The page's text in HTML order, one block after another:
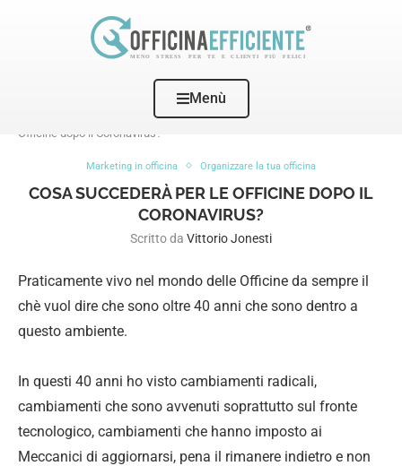
Menù
Marketing in officina
Cosa succederà per le
Officine dopo il Coronavirus?
Marketing in officina Organizzare la tua officina
COSA SUCCEDERÀ PER LE OFFICINE DOPO IL
CORONAVIRUS?
Scritto da Vittorio Jonesti
Praticamente vivo nel mondo delle Officine da sempre il
chè vuol dire che sono oltre 40 anni che sono dentro a
questo ambiente.
In questi 40 anni ho visto cambiamenti radicali,
cambiamenti che sono avvenuti soprattutto sul fronte
tecnologico, cambiamenti che hanno imposto ai
Meccanici di aggiornarsi, pena il rimanere indietro e non